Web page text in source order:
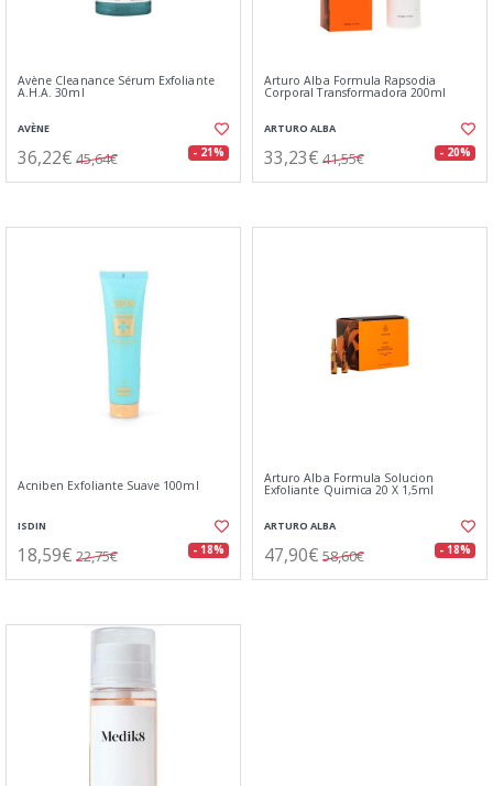
Avène Cleanance Sérum Exfoliante
A.H.A. 30ml
AVÈNE
36,22€ 45,64€ - 21%
Arturo Alba Formula Rapsodia
Corporal Transformadora 200ml
ARTURO ALBA
33,23€ 41,55€ - 20%
Acniben Exfoliante Suave 100ml
ISDIN
18,59€ 22,75€ - 18%
Arturo Alba Formula Solucion
Exfoliante Quimica 20 X 1,5ml
ARTURO ALBA
47,90€ 58,60€ - 18%